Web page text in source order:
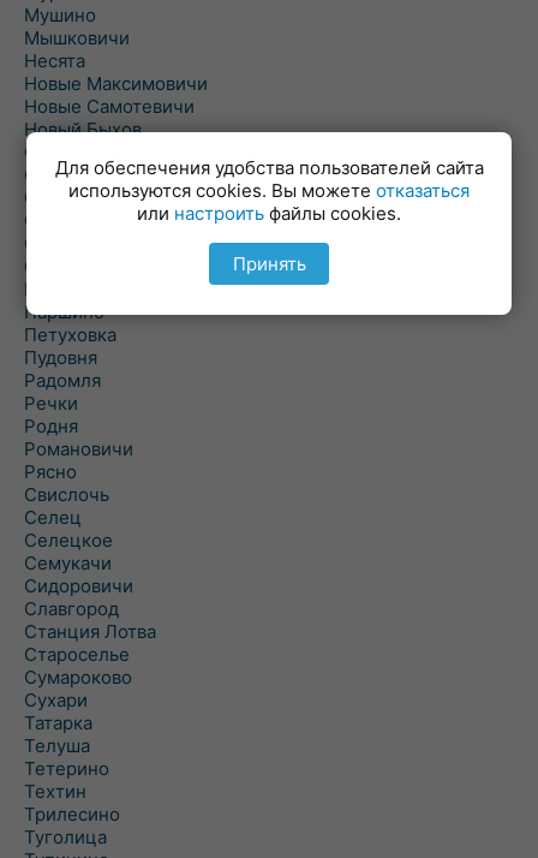
Мушино
Мышковичи
Несята
Новые Максимовичи
Новые Самотевичи
Новый Быхов
Овсянка
Ордать
Ореховка
Осиновка
Осиповичи
Осово
Павловичи
Паршино
Петуховка
Пудовня
Радомля
Речки
Родня
Романовичи
Рясно
Свислочь
Селец
Селецкое
Семукачи
Сидоровичи
Славгород
Станция Лотва
Староселье
Сумароково
Сухари
Татарка
Телуша
Тетерино
Техтин
Трилесино
Туголица
Для обеспечения удобства пользователей сайта
используются cookies. Вы можете отказаться
или настроить файлы cookies.
Принять